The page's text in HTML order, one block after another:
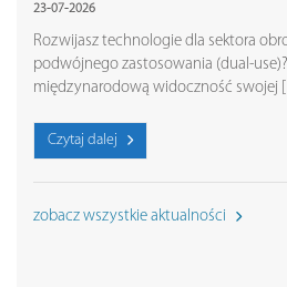
23-07-2026
Rozwijasz technologie dla sektora
podwójnego zastosowania (dual-
międzynarodową widoczność swojej
Czytaj dalej
zobacz wszystkie aktualności